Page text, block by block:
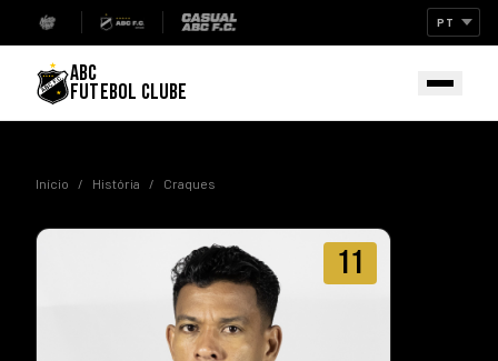
ABC
FUTEBOL CLUBE
Início / História / Craques
11